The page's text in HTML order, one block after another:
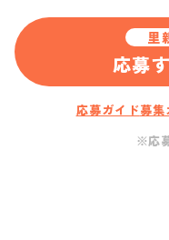
里
応募
応募ガイド募集
※応